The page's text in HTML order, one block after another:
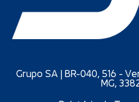
Grupo SA | BR-040, 516 -
MG,